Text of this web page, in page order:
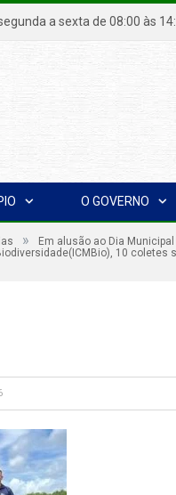
segunda a sexta de 08:00
O GOVERNO
»
Em alusão ao Dia
10